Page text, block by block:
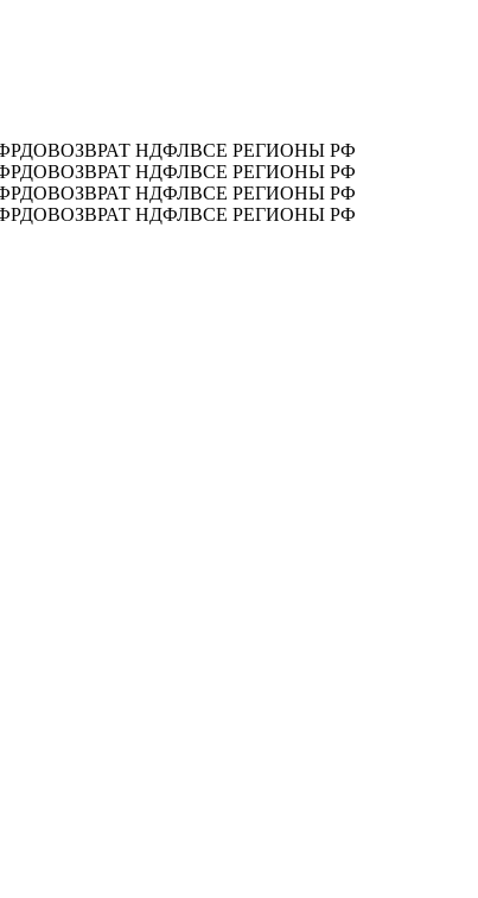
ВОЗВРАТ НДФЛВСЕ РЕГИОНЫ РФ
ВОЗВРАТ НДФЛВСЕ РЕГИОНЫ РФ
ВОЗВРАТ НДФЛВСЕ РЕГИОНЫ РФ
ВОЗВРАТ НДФЛВСЕ РЕГИОНЫ РФ